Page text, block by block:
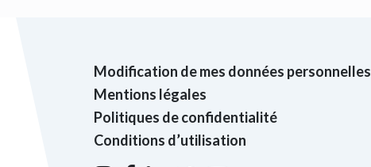
Modification de mes données personnelles
Mentions légales
Politiques de confidentialité
Conditions d’utilisation